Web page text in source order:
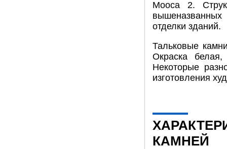
Mooca 2.
вышеназванных
отделки зданий.
Тальковые
Окраска
Некоторые
изготовления
КАМНЕЙ